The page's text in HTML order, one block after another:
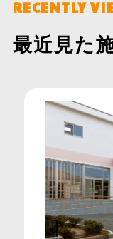
RECENTLY
最近見た